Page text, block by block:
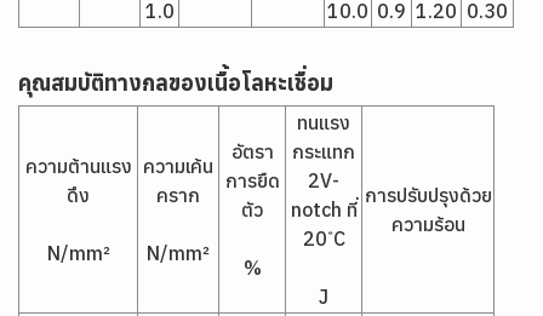
1.0
10.0 0.9 1.20 0.30
คุณสมบัติทางกลของเนื้อโลหะเชื่อม
ความต้านแรง
ดึง
N/mm²
ความเค้น
คราก
N/mm²
อัตรา
การยืด
ตัว
%
ทนแรง
กระแทก
2V-
notch ที่
20 ํC
J
การปรับปรุงด้วย
ความร้อน